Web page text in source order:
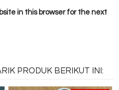
in this browser for the next
PRODUK BERIKUT INI: